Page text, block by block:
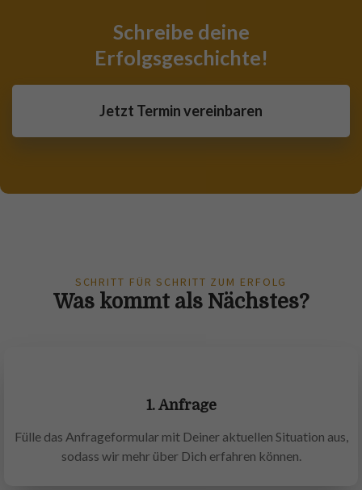
Schreibe deine
Erfolgsgeschichte!
Jetzt Termin vereinbaren
SCHRITT FÜR SCHRITT ZUM ERFOLG
Was kommt als Nächstes?
1. Anfrage
Fülle das Anfrageformular mit Deiner aktuellen Situation aus,
sodass wir mehr über Dich erfahren können.